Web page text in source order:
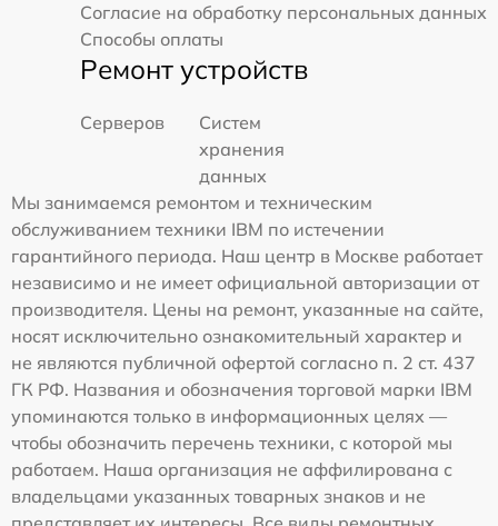
Согласие на обработку персональных данных
Способы оплаты
Ремонт устройств
Серверов
Систем
хранения
данных
Мы занимаемся ремонтом и техническим
обслуживанием техники IBM по истечении
гарантийного периода. Наш центр в Москве работает
независимо и не имеет официальной авторизации от
производителя. Цены на ремонт, указанные на сайте,
носят исключительно ознакомительный характер и
не являются публичной офертой согласно п. 2 ст. 437
ГК РФ. Названия и обозначения торговой марки IBM
упоминаются только в информационных целях —
чтобы обозначить перечень техники, с которой мы
работаем. Наша организация не аффилирована с
владельцами указанных товарных знаков и не